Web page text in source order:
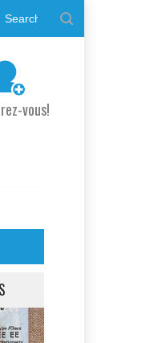
vous!